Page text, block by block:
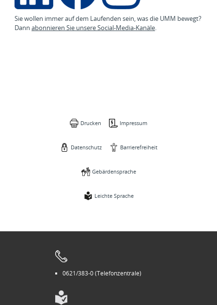
Sie wollen immer auf dem Laufenden sein, was die UMM bewegt?
Dann abonnieren Sie unsere Social-Media-Kanäle.
Drucken Impressum
Datenschutz Barrierefreiheit
Gebärdensprache
Leichte Sprache
0621/383-0 (Telefonzentrale)